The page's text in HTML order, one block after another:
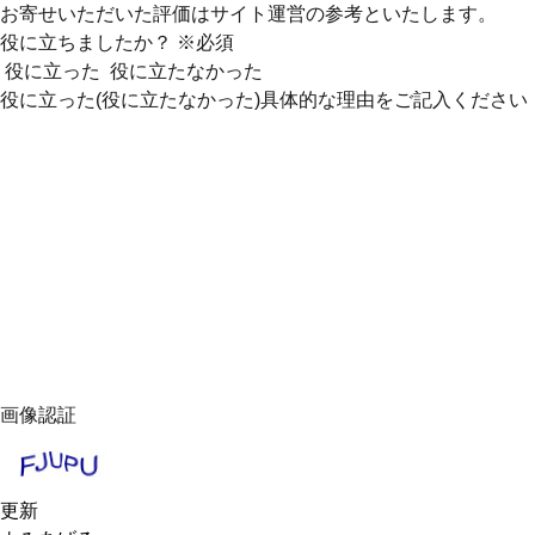
お寄せいただいた評価はサイト運営の参考といたします。
役に立ちましたか？ ※必須
役に立った 役に立たなかった
役に立った(役に立たなかった)具体的な理由をご記入ください
画像認証
更新